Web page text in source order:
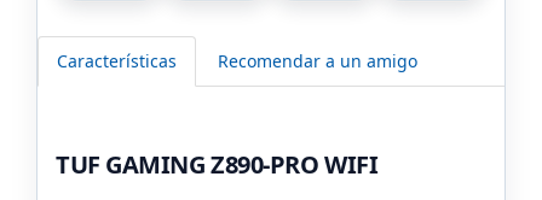
Características Recomendar a un amigo
TUF GAMINGZ890-PRO WIFI